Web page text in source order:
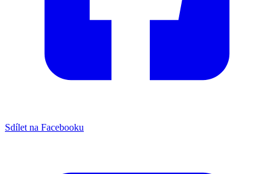
Sdílet na Facebooku